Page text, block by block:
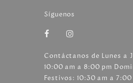
Síguenos
Contáctanos de Lunes a
10:00 am a 8:00 pm
Festivos: 10:30 am a